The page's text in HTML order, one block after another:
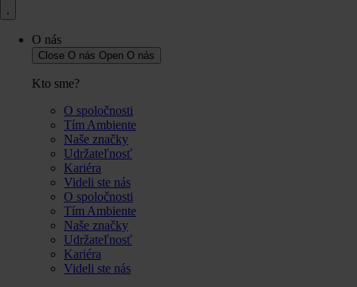
O nás
Close O nás Open O nás
Kto sme?
O spoločnosti
Tím Ambiente
Naše značky
Udržateľnosť
Kariéra
Videli ste nás
O spoločnosti
Tím Ambiente
Naše značky
Udržateľnosť
Kariéra
Videli ste nás